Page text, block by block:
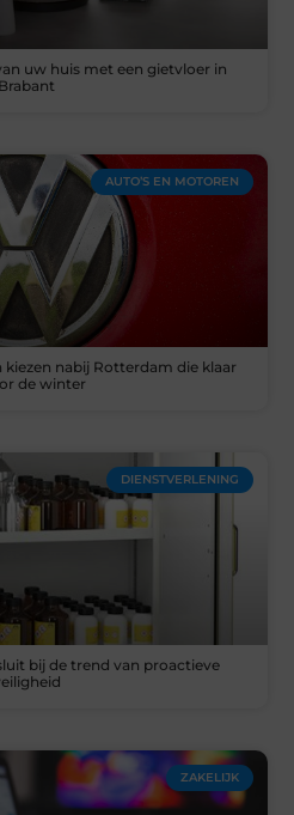
uw huis met een gietvloer in
Brabant
AUTO’S EN MOTOREN
kiezen nabij Rotterdam die klaar
de winter
DIENSTVERLENING
bij de trend van proactieve
ZAKELIJK